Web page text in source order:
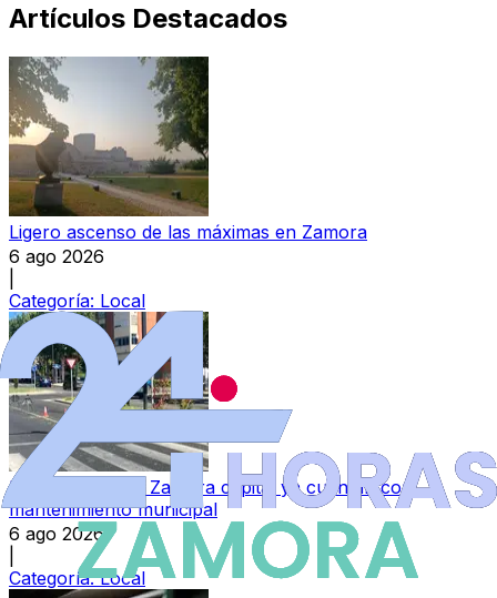
Artículos Destacados
Ligero ascenso de las máximas en Zamora
6 ago 2026
Categoría: Local
Las travesías de Zamora capital ya cuentan con
mantenimiento municipal
6 ago 2026
Categoría:Local